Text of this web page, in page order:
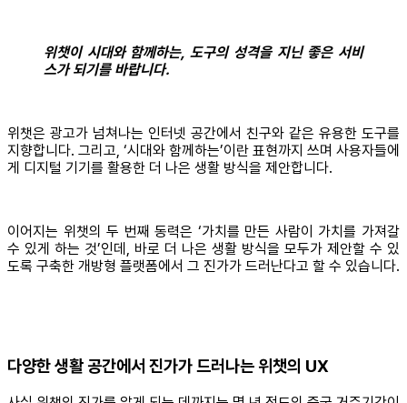
위챗이 시대와 함께하는, 도구의 성격을 지닌 좋은 서비
스가 되기를 바랍니다.
위챗은 광고가 넘쳐나는 인터넷 공간에서 친구와 같은 유용한 도구를
지향합니다. 그리고, ‘시대와 함께하는’이란 표현까지 쓰며 사용자들에
게 디지털 기기를 활용한 더 나은 생활 방식을 제안합니다.
이어지는 위챗의 두 번째 동력은 ‘가치를 만든 사람이 가치를 가져갈
수 있게 하는 것’인데, 바로 더 나은 생활 방식을 모두가 제안할 수 있
도록 구축한 개방형 플랫폼에서 그 진가가 드러난다고 할 수 있습니다.
다양한 생활 공간에서 진가가 드러나는 위챗의 UX